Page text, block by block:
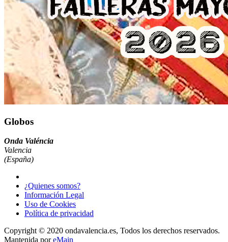
Globos
Onda Valéncia
Valencia
(España)
¿Quienes somos?
Información Legal
Uso de Cookies
Política de privacidad
Copyright © 2020 ondavalencia.es, Todos los derechos reservados.
Mantenida poreMain